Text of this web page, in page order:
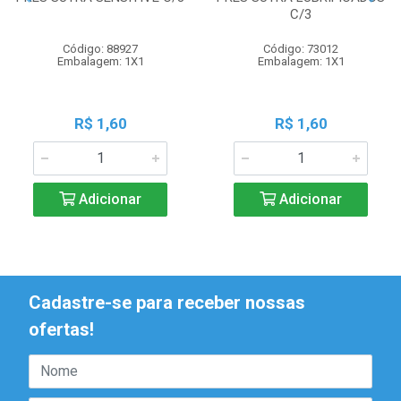
Código: 88927
Embalagem: 1X1
R$ 1,60
Adicionar
C/3
Código: 73012
Embalagem: 1X1
R$ 1,60
Adicionar
Cadastre-se para receber nossas
ofertas!